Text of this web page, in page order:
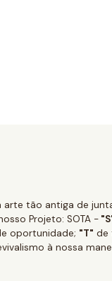
arte tão antiga de
Projeto: SOTA -
oportunidade; "T" de
à nossa